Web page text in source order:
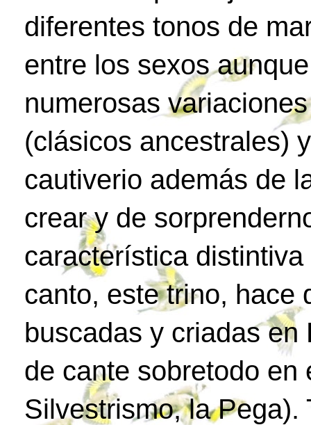
diferentes tonos de
entre los sexos
numerosas
(clásicos ancestrales)
cautiverio además de
crear y de
característica
canto, este trino, hace
buscadas y criadas
de cante sobretodo en
Silvestrismo, la Pega).